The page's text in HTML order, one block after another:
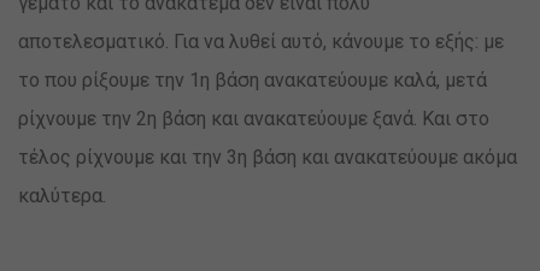
αποτελεσματικό. Για να λυθεί αυτό, κάνουμε το εξής: με
το που ρίξουμε την 1η βάση ανακατεύουμε καλά, μετά
ρίχνουμε την 2η βάση και ανακατεύουμε ξανά. Και στο
τέλος ρίχνουμε και την 3η βάση και ανακατεύουμε ακόμα
καλύτερα.